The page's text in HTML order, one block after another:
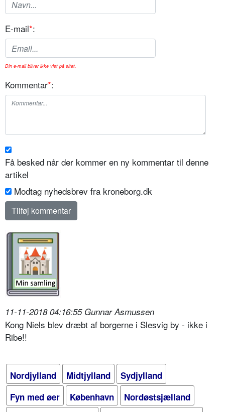
E-mail*:
Din e-mail bliver ikke vist på sitet.
Kommentar*:
Få besked når der kommer en ny kommentar til denne
artikel
Modtag nyhedsbrev fra kroneborg.dk
11-11-2018 04:16:55 Gunnar Asmussen
Kong Niels blev dræbt af borgerne i Slesvig by - ikke i
Ribe!!
Nordjylland Midtjylland
Sydjylland
Fyn med øer
København
Nordøstsjælland